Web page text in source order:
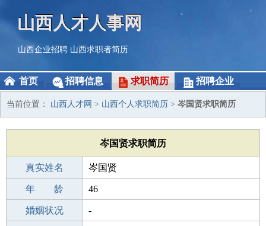
山西人才人事网
山西企业招聘 山西求职者简历
首页 招聘信息 求职简历 招聘企业
当前位置： 山西人才网 > 山西个人求职简历 > 岑国贤求职简历
岑国贤求职简历
真实姓名 岑国贤
性 别 男
年 龄 46
出生年月 1980-08-29
婚姻状况 -